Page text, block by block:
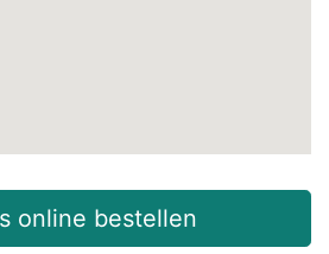
online bestellen